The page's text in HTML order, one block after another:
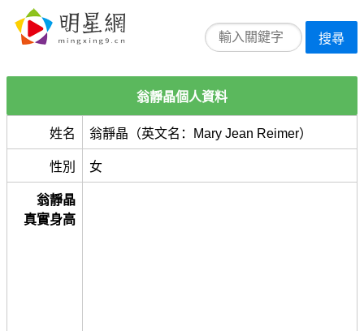
搜尋
翁靜晶個人資料
姓名 翁靜晶（英文名：Mary Jean Reimer）
性別 女
翁靜晶
真實身高